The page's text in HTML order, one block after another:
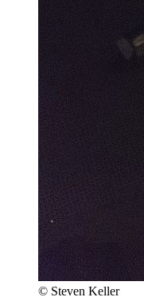
© Steven Keller